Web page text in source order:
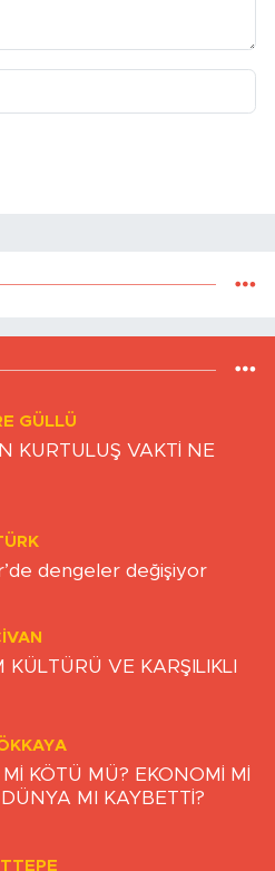
GÜLLÜ
KURTULUŞ VAKTİ NE
dengeler değişiyor
KÜLTÜRÜ VE KARŞILIKLI
KÖTÜ MÜ? EKONOMİ Mİ
MI KAYBETTİ?